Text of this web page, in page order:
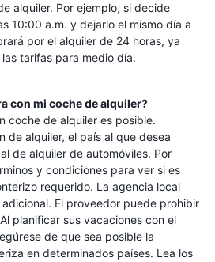
alquiler. Por ejemplo, si decide
10:00 a.m. y dejarlo el mismo día a
por el alquiler de 24 horas, ya
tarifas para medio día.
con mi coche de alquiler?
coche de alquiler es posible.
de alquiler, el país al que desea
de alquiler de automóviles. Por
y condiciones para ver si es
requerido. La agencia local
El proveedor puede prohibir
planificar sus vacaciones con el
de que sea posible la
en determinados países. Lea los